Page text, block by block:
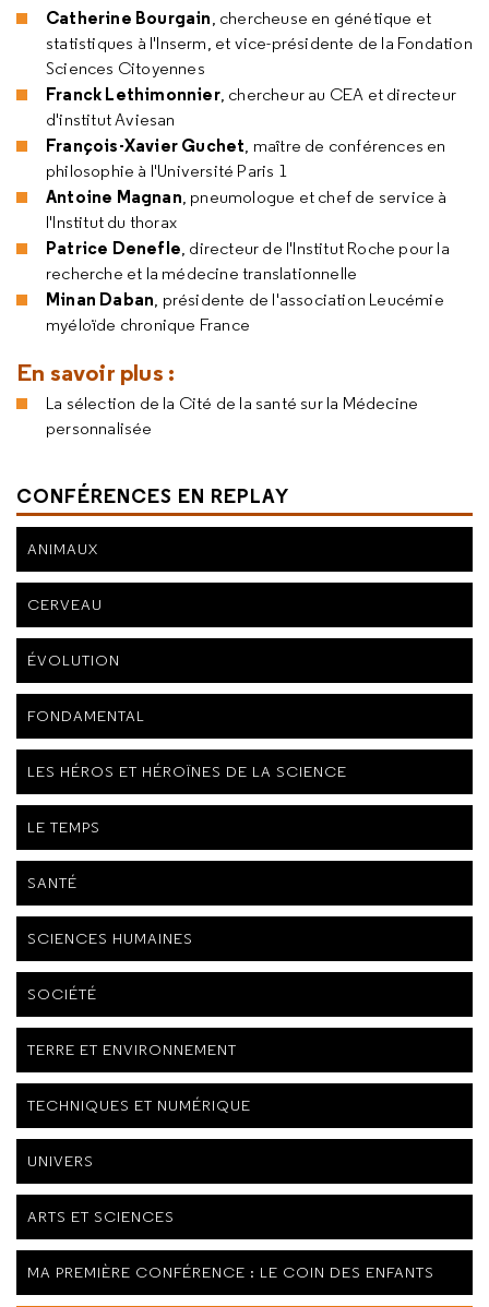
Catherine Bourgain, chercheuse en génétique et
statistiques à l'Inserm, et vice-présidente de la Fondation
Sciences Citoyennes
Franck Lethimonnier, chercheur au CEA et directeur
d'institut Aviesan
François-Xavier Guchet, maître de conférences en
philosophie à l'Université Paris 1
Antoine Magnan, pneumologue et chef de service à
l'Institut du thorax
Patrice Denefle, directeur de l'Institut Roche pour la
recherche et la médecine translationnelle
Minan Daban, présidente de l'association Leucémie
myéloïde chronique France
En savoir plus :
La sélection de la Cité de la santé sur la Médecine
personnalisée
CONFÉRENCES EN REPLAY
ANIMAUX
CERVEAU
ÉVOLUTION
FONDAMENTAL
LES HÉROS ET HÉROÏNES DE LA SCIENCE
LE TEMPS
SANTÉ
SCIENCES HUMAINES
SOCIÉTÉ
TERRE ET ENVIRONNEMENT
TECHNIQUES ET NUMÉRIQUE
UNIVERS
ARTS ET SCIENCES
MA PREMIÈRE CONFÉRENCE : LE COIN DES ENFANTS